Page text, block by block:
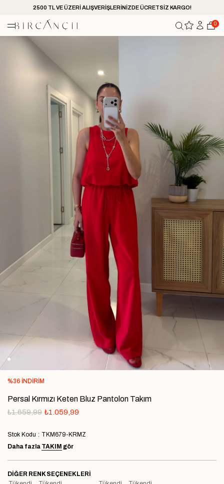
2500 TL VE ÜZERİ ALIŞVERİŞLERİNİZDE ÜCRETSİZ KARGO!
0
%36 İNDIRIM
Persal Kırmızı Keten Bluz Pantolon Takım
₺1.659,99 ₺1.059,99
Stok Kodu
TKM679-KRMZ
Daha fazla TAKIM gör
DIĞER RENK SEÇENEKLERI